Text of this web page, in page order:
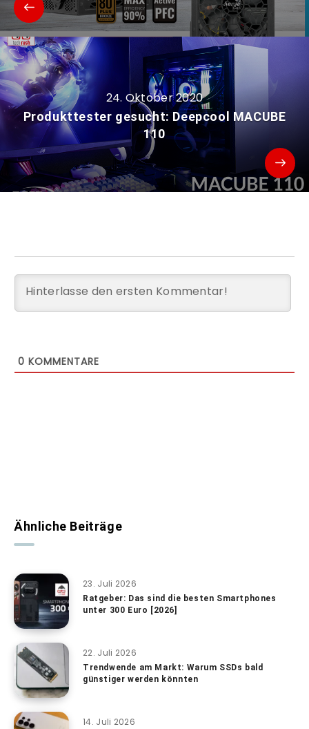
24. Oktober 2020
Produkttester gesucht: Deepcool MACUBE
110
0 KOMMENTARE
Ähnliche Beiträge
23. Juli 2026
Ratgeber: Das sind die besten Smartphones
unter 300 Euro [2026]
22. Juli 2026
Trendwende am Markt: Warum SSDs bald
günstiger werden könnten
14. Juli 2026